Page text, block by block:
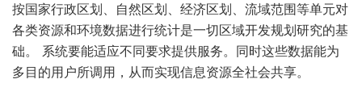
按国家行政区划、自然区划、经济区划、流域范围等单元对
各类资源和环境数据进行统计是一切区域开发规划研究的基
础。 系统要能适应不同要求提供服务。同时这些数据能为
多目的用户所调用，从而实现信息资源全社会共享。